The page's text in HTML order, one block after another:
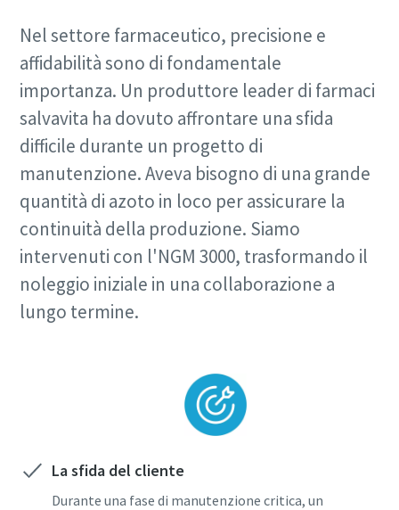
Nel settore farmaceutico, precisione e
affidabilità sono di fondamentale
importanza. Un produttore leader di farmaci
salvavita ha dovuto affrontare una sfida
difficile durante un progetto di
manutenzione. Aveva bisogno di una grande
quantità di azoto in loco per assicurare la
continuità della produzione. Siamo
intervenuti con l'NGM 3000, trasformando il
noleggio iniziale in una collaborazione a
lungo termine.
La sfida del cliente
Durante una fase di manutenzione critica, un